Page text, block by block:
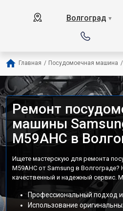
Волгоград ▼
Главная / Посудомоечная машина /
Ремонт
машины
M59AHC в
Ищете мастерскую для ремонта
M59AHC от Samsung в
качественный и надежный сервис.
Профессиональный подход и
Использование